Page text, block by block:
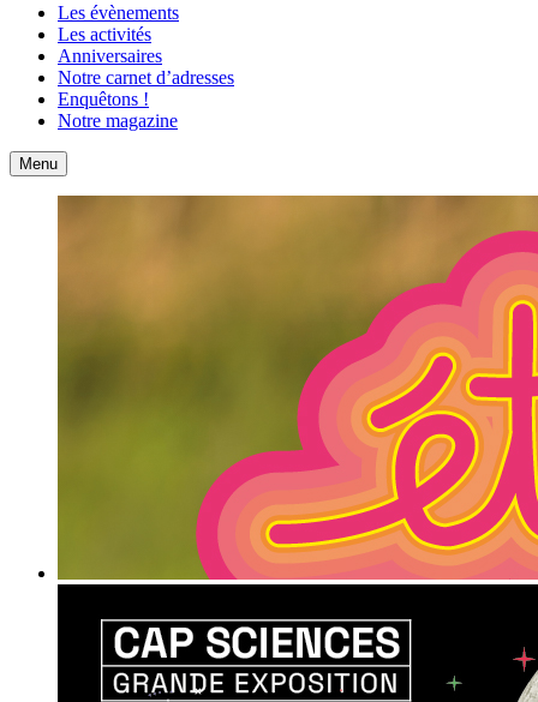
Les évènements
Les activités
Anniversaires
Notre carnet d’adresses
Enquêtons !
Notre magazine
Accueil
Menu Contact